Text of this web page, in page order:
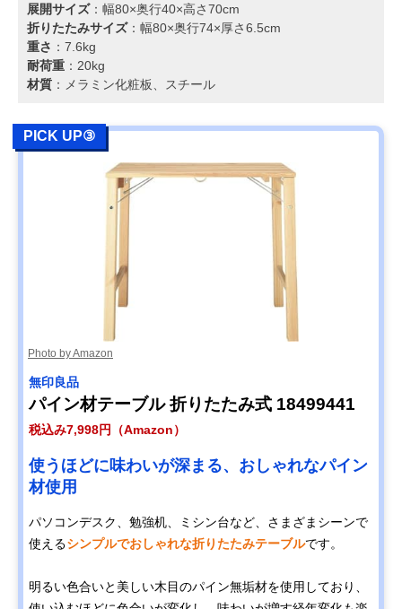
展開サイズ：幅80×奥行40×高さ70cm
折りたたみサイズ：幅80×奥行74×厚さ6.5cm
重さ ：7.6kg
耐荷重 ：20kg
材質 ：メラミン化粧板、スチール
PICK UP③
Photo by Amazon
無印良品
パイン材テーブル 折りたたみ式 18499441
税込み7,998円（Amazon）
使うほどに味わいが深まる、おしゃれなパイン
材使用
パソコンデスク、勉強机、ミシン台など、さまざまシーンで
使えるシンプルでおしゃれな折りたたみテーブルです。
明るい色合いと美しい木目のパイン無垢材を使用しており、